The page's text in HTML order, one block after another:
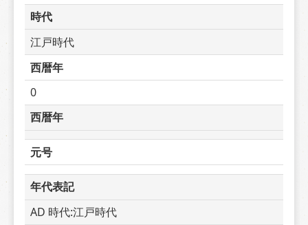
時代
江戸時代
西暦年
0
西暦年
元号
年代表記
AD 時代:江戸時代